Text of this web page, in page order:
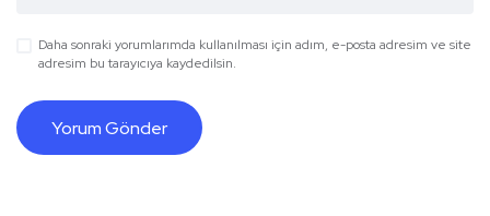
Daha sonraki yorumlarımda kullanılması için adım, e-posta adresim ve site
adresim bu tarayıcıya kaydedilsin.